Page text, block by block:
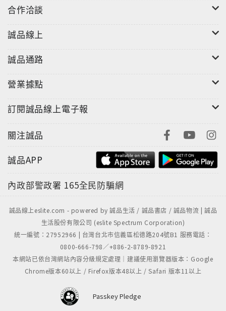
合作洽談
誠品線上
誠品通路
營業據點
訂閱誠品線上電子報
關注誠品
誠品APP
內政部警政署 165全民防騙網
誠品線上eslite.com - powered by 誠品生活 / 誠品書店 / 誠品物流 | 誠品
生活股份有限公司 (eslite Spectrum Corporation)
統一編號：27952966 | 台灣台北市信義區松德路204號B1 服務電話：
0800-666-798／+886-2-8789-8921
本網站已依台灣網站內容分級規定處理｜建議使用瀏覽器版本：Google
Chrome版本60以上 / Firefox版本48以上 / Safari 版本11以上
Passkey Pledge